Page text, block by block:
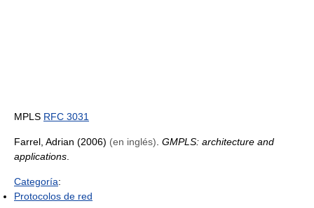
MPLS RFC 3031
Farrel, Adrian (2006) (en inglés) GMPLS: architecture and
applications
Categoría:
Protocolos de red